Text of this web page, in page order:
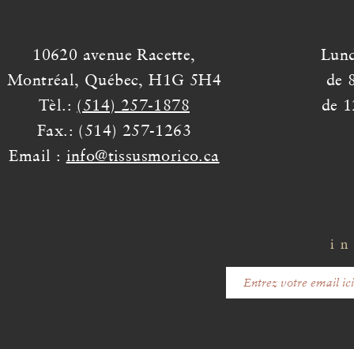
10620 avenue Racette,
Montréal, Québec, H1G 5H4
Tèl.: (514) 257-1878
Fax.: (514) 257-1263
Email : info@tissusmorico.ca
de
de